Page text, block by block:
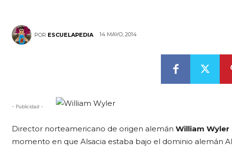
POR ESCUELAPEDIA 14 MAYO, 2014
- Publicidad -
Director norteamericano de origen alemán William Wyler
momento en que Alsacia estaba bajo el dominio alemán